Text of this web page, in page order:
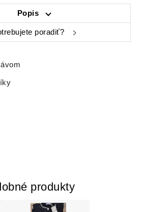
Popis
poradiť?
produkty